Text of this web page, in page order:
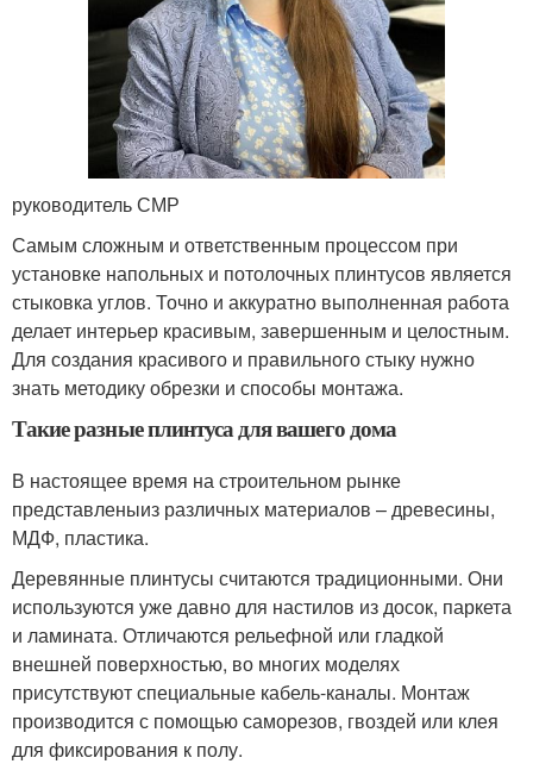
руководитель СМР
Самым сложным и ответственным процессом при
установке напольных и потолочных плинтусов является
стыковка углов. Точно и аккуратно выполненная работа
делает интерьер красивым, завершенным и целостным.
Для создания красивого и правильного стыку нужно
знать методику обрезки и способы монтажа.
Такие разные плинтуса для вашего дома
В настоящее время на строительном рынке
представленыиз различных материалов – древесины,
МДФ, пластика.
Деревянные плинтусы считаются традиционными. Они
используются уже давно для настилов из досок, паркета
и ламината. Отличаются рельефной или гладкой
внешней поверхностью, во многих моделях
присутствуют специальные кабель-каналы. Монтаж
производится с помощью саморезов, гвоздей или клея
для фиксирования к полу.